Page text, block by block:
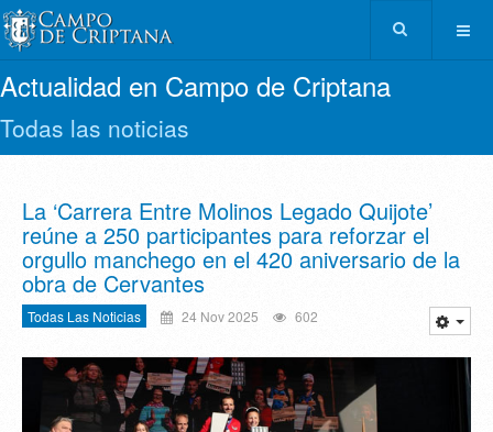
Actualidad en Campo de Criptana
Todas las noticias
La ‘Carrera Entre Molinos Legado Quijote’
reúne a 250 participantes para reforzar el
orgullo manchego en el 420 aniversario de la
obra de Cervantes
Todas Las Noticias 24 Nov 2025 602